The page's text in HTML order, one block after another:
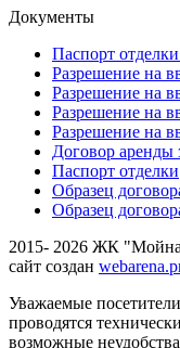
Документы
Паспорт
Разрешение на
Разрешение на
Разрешение на
Разрешение на
Договор аренды
Паспорт отделки
Образец
Образец
2015- 2026 ЖК
сайт создан
Уважаемые
проводятся
возможные